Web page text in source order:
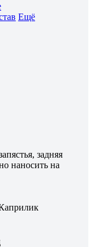
Ещё
задняя
наносить на